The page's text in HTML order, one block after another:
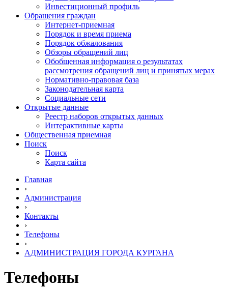
Инвестиционный профиль
Обращения граждан
Интернет-приемная
Порядок и время приема
Порядок обжалования
Обзоры обращений лиц
Обобщенная информация о результатах
рассмотрения обращений лиц и принятых мерах
Нормативно-правовая база
Законодательная карта
Социальные сети
Открытые данные
Реестр наборов открытых данных
Интерактивные карты
Общественная приемная
Поиск
Поиск
Карта сайта
Главная
›
Администрация
›
Контакты
›
Телефоны
›
АДМИНИСТРАЦИЯ ГОРОДА КУРГАНА
Телефоны